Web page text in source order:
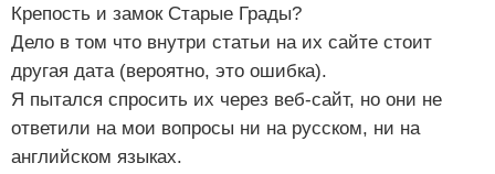
Крепость и замок Старые Грады?
Дело в том что внутри статьи на их сайте стоит
другая дата (вероятно, это ошибка).
Я пытался спросить их через веб-сайт, но они не
ответили на мои вопросы ни на русском, ни на
английском языках.